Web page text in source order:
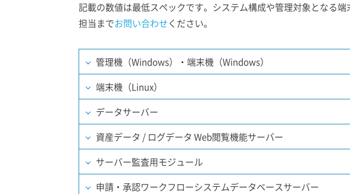
記載の数値は最低スペックです。システム構成や管理対象となる
担当までお問い合わせください。
管理機（Windows）・端末機（Windows）
端末機（Linux）
データサーバー
資産データ / ログデータ Web閲覧機能サーバー
サーバー監査用モジュール
申請・承認ワークフローシステムデータベースサーバー